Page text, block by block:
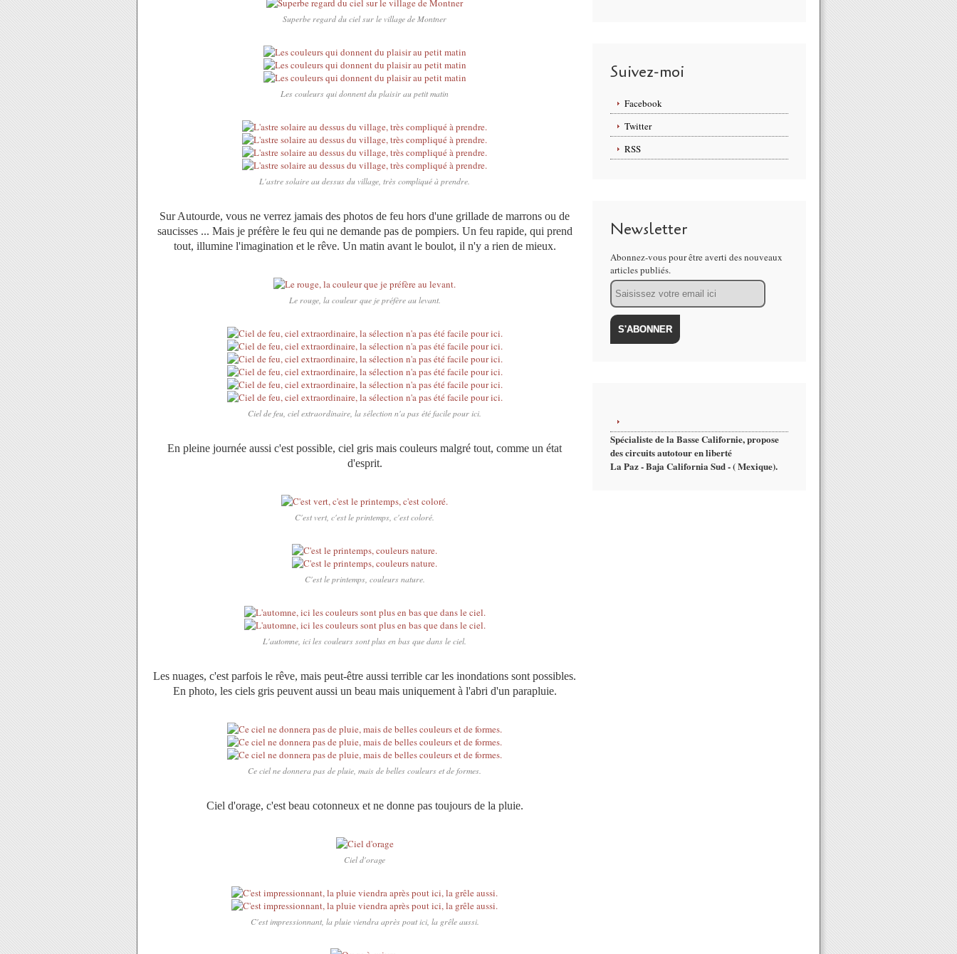
Superbe regard du ciel sur le village de Montner
Les couleurs qui donnent du plaisir au petit matin
L'astre solaire au dessus du village, très compliqué à prendre.
Sur Autourde, vous ne verrez jamais des photos de feu hors d'une grillade de marrons ou de
saucisses ... Mais je préfère le feu qui ne demande pas de pompiers. Un feu rapide, qui prend
tout, illumine l'imagination et le rêve. Un matin avant le boulot, il n'y a rien de mieux.
Le rouge, la couleur que je préfère au levant.
Ciel de feu, ciel extraordinaire, la sélection n'a pas été facile pour ici.
En pleine journée aussi c'est possible, ciel gris mais couleurs malgré tout, comme un état
d'esprit.
C'est vert, c'est le printemps, c'est coloré.
C'est le printemps, couleurs nature.
L'automne, ici les couleurs sont plus en bas que dans le ciel.
Les nuages, c'est parfois le rêve, mais peut-être aussi terrible car les inondations sont possibles.
En photo, les ciels gris peuvent aussi un beau mais uniquement à l'abri d'un parapluie.
Ce ciel ne donnera pas de pluie, mais de belles couleurs et de formes.
Ciel d'orage, c'est beau cotonneux et ne donne pas toujours de la pluie.
Ciel d'orage
C'est impressionnant, la pluie viendra après pout ici, la grêle aussi.
Suivez-moi
Facebook
Twitter
RSS
Newsletter
Abonnez-vous pour être averti des nouveaux
articles publiés.
Email
Spécialiste de la Basse Californie, propose
des circuits autotour en liberté
La Paz - Baja California Sud - ( Mexique).